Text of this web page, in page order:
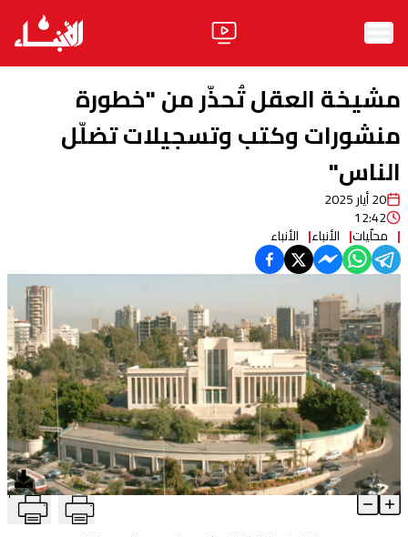
الرئيسية
الأخبار
ثقافة ومجتمع
منوعات
آراء
فيديو
مواقف
وليد جنبلاط
الحزب
ابحث
مشيخة العقل تُحذّر من "خطورة
منشورات وكتب وتسجيلات تضلّل
الناس"
20 أيار 2025
12:42
محلّيات الأنباء الأنباء
مشيخة العقل تُحذّر من "خطورة منشورات وكتب وتسجيلات تضلّل T